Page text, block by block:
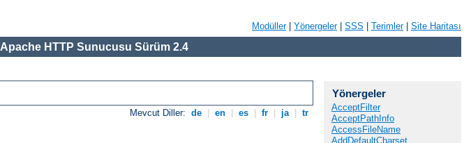
Modüller| Yönergeler| SSS Terimler| Site Haritası
Apache HTTP Sunucusu Sürüm 2.4
Mevcut Diller: de en es fr ja tr
Yönergeler
AcceptFilter
AcceptPathInfo
AccessFileName
AddDefaultCharset